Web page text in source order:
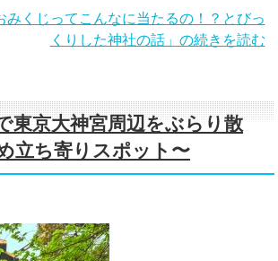
みくじってこんなに当たるの！？とびっ
くりした神社の話」の続きを読む
東京大神宮周辺をぶらり散
立ち寄りスポット〜